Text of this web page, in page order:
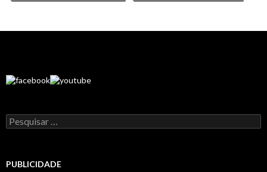
Pesquisar
por:
PUBLICIDADE